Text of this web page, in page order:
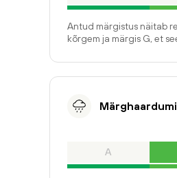
Antud märgistus näitab
kõrgem ja märgis G, et
A